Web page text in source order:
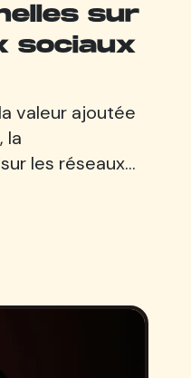
sur
sociaux
valeur ajoutée
la
les réseaux…